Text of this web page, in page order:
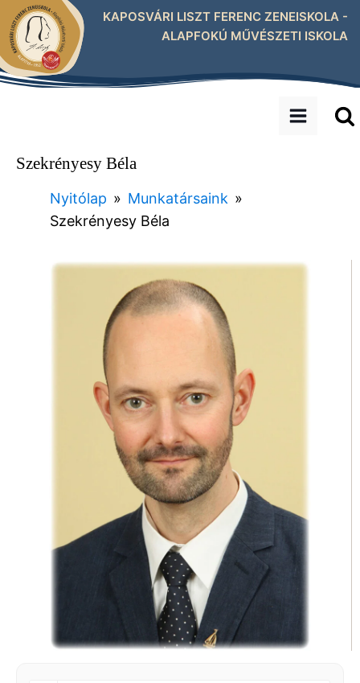
KAPOSVÁRI LISZT FERENC ZENEISKOLA -
ALAPFOKÚ MŰVÉSZETI ISKOLA
Szekrényesy Béla
Nyitólap » Munkatársaink »
Szekrényesy Béla